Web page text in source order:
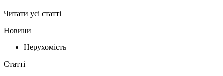
Читати усі статті
Новини
Нерухомість
Статті